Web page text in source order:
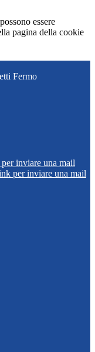
essere
pagina della cookie
Fermo
inviare una mail
per inviare una mail